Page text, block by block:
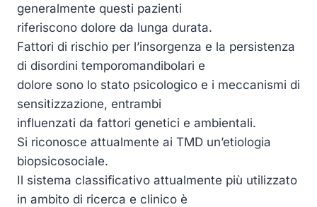
generalmente questi pazienti
riferiscono dolore da lunga durata.
Fattori di rischio per l’insorgenza e la persistenza
di disordini temporomandibolari e
dolore sono lo stato psicologico e i meccanismi di
sensitizzazione, entrambi
influenzati da fattori genetici e ambientali.
Si riconosce attualmente ai TMD un’etiologia
biopsicosociale.
Il sistema classificativo attualmente più utilizzato
in ambito di ricerca e clinico è